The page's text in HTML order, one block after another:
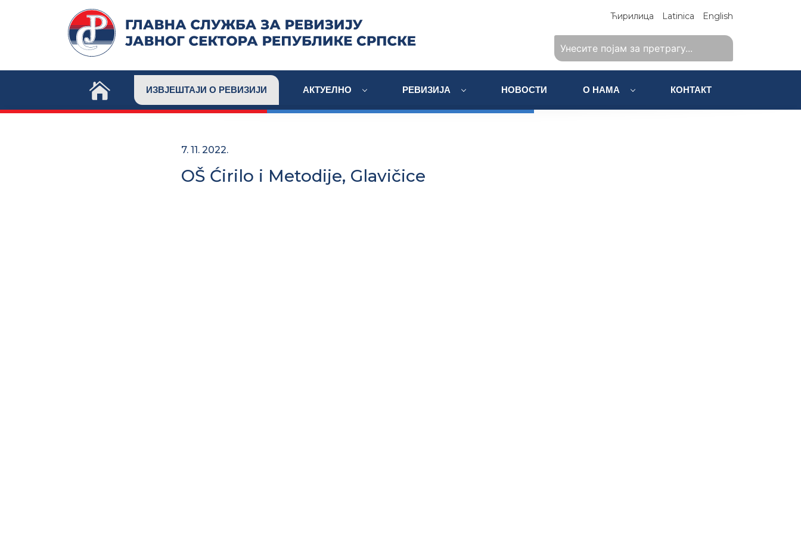
Ћирилица Latinica English
ИЗВЈЕШТАЈИ О РЕВИЗИЈИ АКТУЕЛНО РЕВИЗИЈА НОВОСТИ О НАМА КОНТАКТ
7. 11. 2022.
OŠ Ćirilo i Metodije, Glavičice